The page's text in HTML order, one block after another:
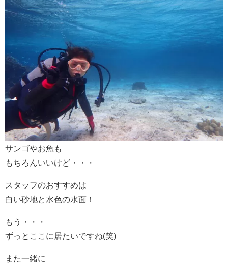
サンゴやお魚も
もちろんいいけど・・・
スタッフのおすすめは
白い砂地と水色の水面！
もう・・・
ずっとここに居たいですね(笑)
また一緒に